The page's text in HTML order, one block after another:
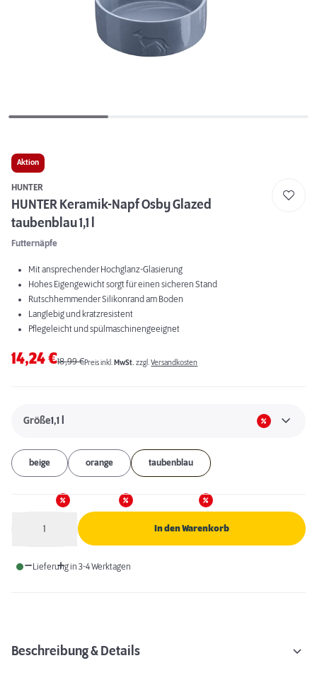
Aktion
HUNTER
HUNTER Keramik-Napf Osby Glazed
taubenblau 1,1 l
Futternäpfe
Mit ansprechender Hochglanz-Glasierung
Hohes Eigengewicht sorgt für einen sicheren Stand
Rutschhemmender Silikonrand am Boden
Langlebig und kratzresistent
Pflegeleicht und spülmaschinengeeignet
14,24€18,99€Preis inkl. MwSt. zzgl.Versandkosten
Größe1,1 l
beige orange taubenblau
1 In den Warenkorb
Lieferung in 3-4 Werktagen
Beschreibung & Details